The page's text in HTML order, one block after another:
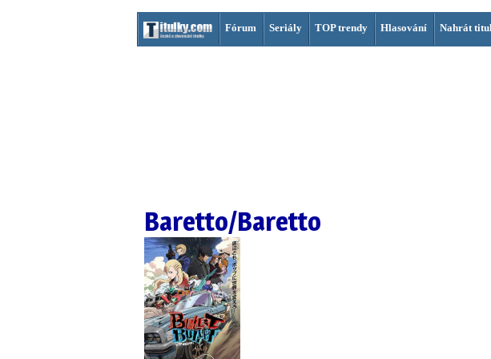
Fórum Seriály TOP trendy Hlasování Nahrát
Baretto/Baretto